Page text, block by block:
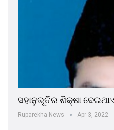
ସହାନୁଭୂତିର ଶିକ୍ଷା
Ruparekha News Apr 3, 2022